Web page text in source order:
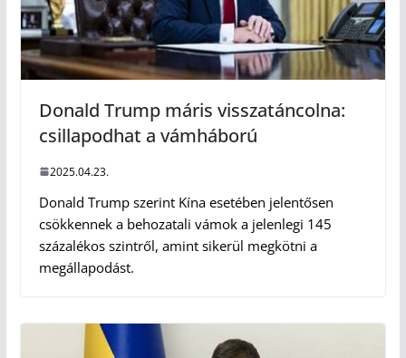
Donald Trump máris visszatáncolna:
csillapodhat a vámháború
2025.04.23.
Donald Trump szerint Kína esetében jelentősen
csökkennek a behozatali vámok a jelenlegi 145
százalékos szintről, amint sikerül megkötni a
megállapodást.